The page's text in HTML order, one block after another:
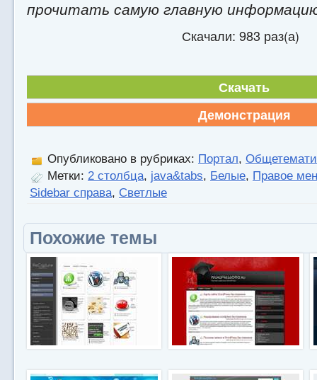
прочитать самую главную
Скачали: 983 раз(а)
Скачать
Демонстрация
Опубликовано в рубриках: Портал,
Метки: 2 столбца, java&tabs, Белые, Правое
Sidebar справа, Светлые
Похожие темы